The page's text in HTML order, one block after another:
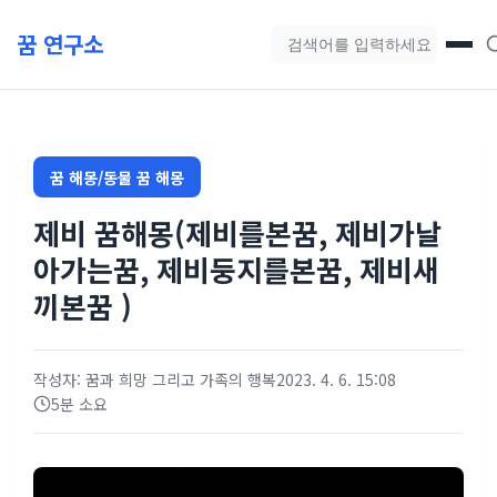
꿈 연구소 블로그 검색
꿈 해몽/동물 꿈 해몽
제비 꿈해몽(제비를본꿈, 제비가날
아가는꿈, 제비둥지를본꿈, 제비새
끼본꿈 )
작성자: 꿈과 희망 그리고 가족의 행복2023. 4. 6. 15:08
5분 소요